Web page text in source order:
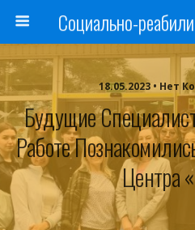
18.05.2023 • Нет
Будущие
Работе
Центра